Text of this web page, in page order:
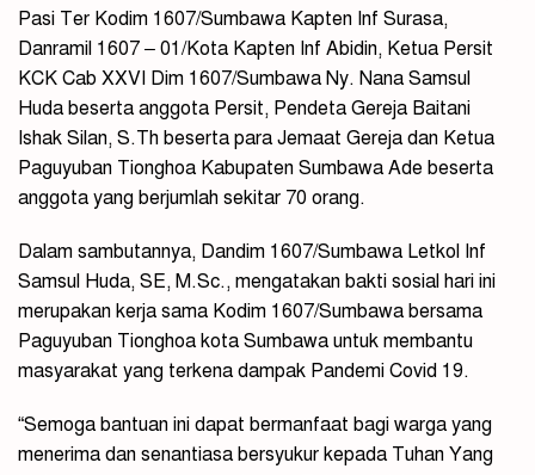
Pasi Ter Kodim 1607/Sumbawa Kapten Inf Surasa,
Danramil 1607 – 01/Kota Kapten Inf Abidin, Ketua Persit
KCK Cab XXVI Dim 1607/Sumbawa Ny. Nana Samsul
Huda beserta anggota Persit, Pendeta Gereja Baitani
Ishak Silan, S.Th beserta para Jemaat Gereja dan Ketua
Paguyuban Tionghoa Kabupaten Sumbawa Ade beserta
anggota yang berjumlah sekitar 70 orang.
Dalam sambutannya, Dandim 1607/Sumbawa Letkol Inf
Samsul Huda, SE, M.Sc., mengatakan bakti sosial hari ini
merupakan kerja sama Kodim 1607/Sumbawa bersama
Paguyuban Tionghoa kota Sumbawa untuk membantu
masyarakat yang terkena dampak Pandemi Covid 19.
“Semoga bantuan ini dapat bermanfaat bagi warga yang
menerima dan senantiasa bersyukur kepada Tuhan Yang